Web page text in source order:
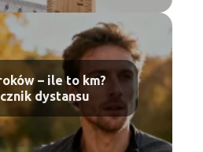
– ile to km?
dystansu